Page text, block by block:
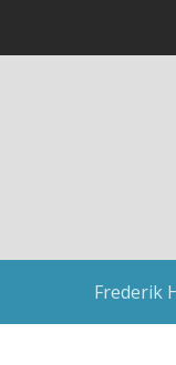
Frederik